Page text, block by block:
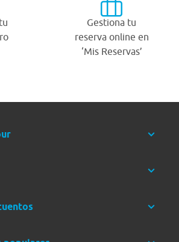
Gestiona tu
reserva online en
‘Mis Reservas’